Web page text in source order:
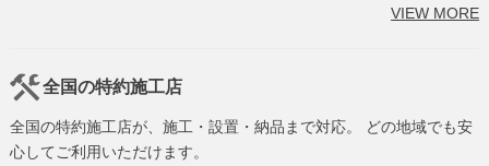
VIEW MORE
全国の特約施工店
全国の特約施工店が、施工・設置・納品まで対応。 どの地域でも安
心してご利用いただけます。